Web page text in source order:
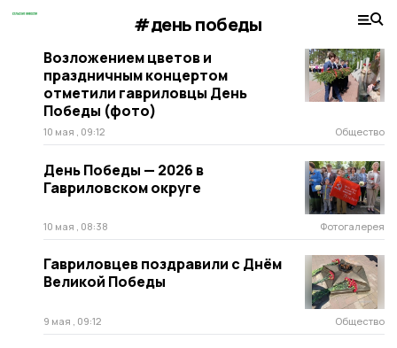
#день победы
Возложением цветов и
праздничным концертом
отметили гавриловцы День
Победы (фото)
10 мая , 09:12 Общество
День Победы — 2026 в
Гавриловском округе
10 мая , 08:38 Фотогалерея
Гавриловцев поздравили с Днём
Великой Победы
9 мая , 09:12 Общество